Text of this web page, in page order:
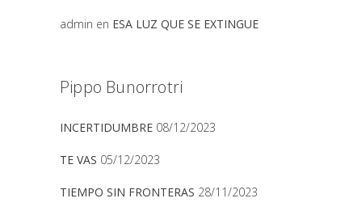
admin en ESA LUZ QUE SE EXTINGUE
Pippo Bunorrotri
INCERTIDUMBRE 08/12/2023
TE VAS 05/12/2023
TIEMPO SIN FRONTERAS 28/11/2023